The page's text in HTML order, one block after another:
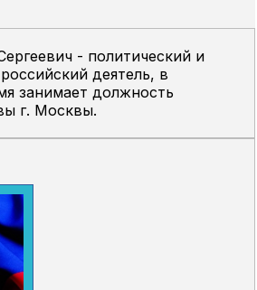
- политический и
деятель, в
занимает должность
г. Москвы.